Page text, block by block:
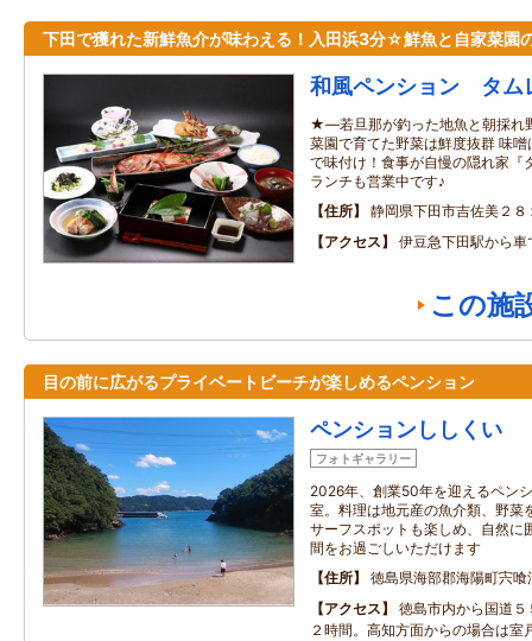
下田で獲れた新鮮魚介が味わえる！入田浜3分☆鮮魚と自家菜園
和風ペンション タム
★―若旦那が釣った地魚と朝採
菜園で育てた野菜は鮮度抜群 味
で味付け！食事が自慢の隠れ家『
ランチも営業中です♪
住所
静岡県下田市吉佐美２８
アクセス
伊豆急下田駅から車
この施
目の前に広がるプライベートビーチが楽しめるペンション
ペンションししくい
フォトギャラリー
2026年、創業50年を迎えるペン
室。料理は地元産の魚介類、野菜
サーフスポットも楽しめ、自然に
間をお過ごしいただけます
住所
徳島県海部郡海陽町宍
アクセス
徳島市内から国道
２時間。高知方面からの場合は室